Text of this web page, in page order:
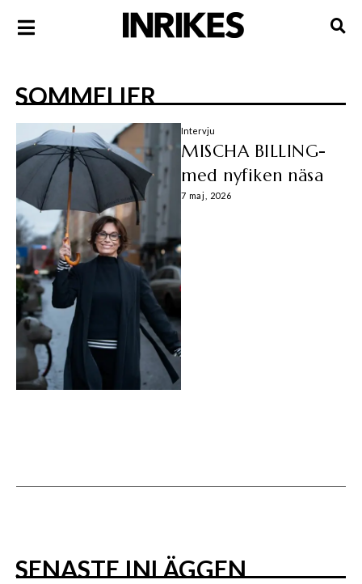
SOMMELIER
Intervju
MISCHA BILLING-
med nyfiken näsa
7 maj, 2026
SENASTE INLÄGGEN